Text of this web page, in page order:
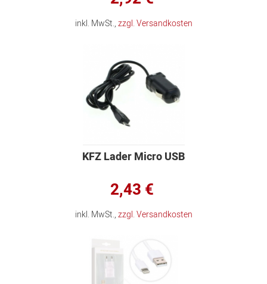
inkl. MwSt.,zzgl. Versandkosten
KFZ Lader Micro USB
2,43 €
inkl. MwSt.,zzgl. Versandkosten